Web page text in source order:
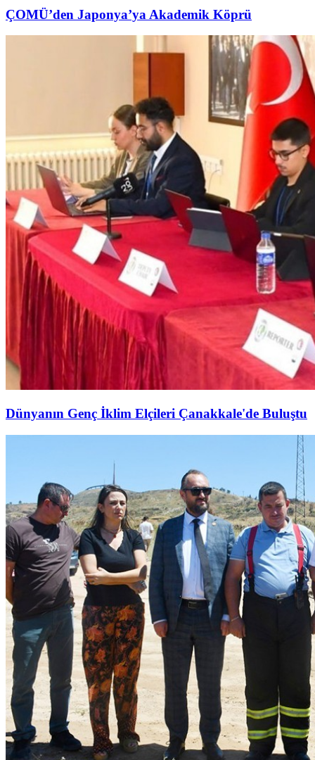
ÇOMÜ’den Japonya’ya Akademik Köprü
Dünyanın Genç İklim Elçileri Çanakkale'de Buluştu